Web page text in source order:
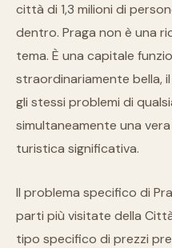
città di 1,3 milioni di
dentro. Praga non è una
tema. È una capitale
straordinariamente bella, il
gli stessi problemi di
simultaneamente una
turistica significativa.
Il problema specifico di
parti più visitate della
tipo specifico di prezzi